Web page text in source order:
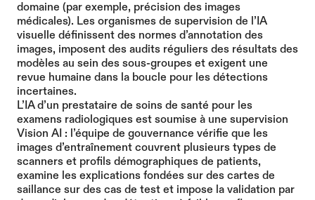
domaine (par exemple, précision des images
médicales). Les organismes de supervision de l’IA
visuelle définissent des normes d’annotation des
images, imposent des audits réguliers des résultats des
modèles au sein des sous-groupes et exigent une
revue humaine dans la boucle pour les détections
incertaines.
L’IA d’un prestataire de soins de santé pour les
examens radiologiques est soumise à une supervision
Vision AI : l’équipe de gouvernance vérifie que les
images d’entraînement couvrent plusieurs types de
scanners et profils démographiques de patients,
examine les explications fondées sur des cartes de
saillance sur des cas de test et impose la validation par